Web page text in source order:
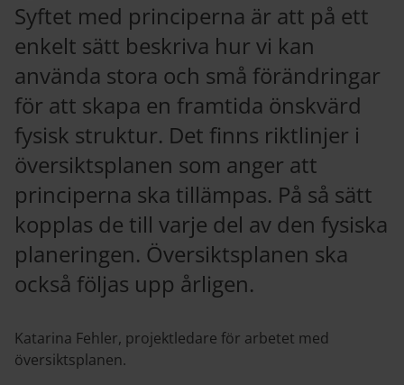
Syftet med principerna är att på ett
enkelt sätt beskriva hur vi kan
använda stora och små förändringar
för att skapa en framtida önskvärd
fysisk struktur. Det finns riktlinjer i
översiktsplanen som anger att
principerna ska tillämpas. På så sätt
kopplas de till varje del av den fysiska
planeringen. Översiktsplanen ska
också följas upp årligen.
Katarina Fehler, projektledare för arbetet med
översiktsplanen.